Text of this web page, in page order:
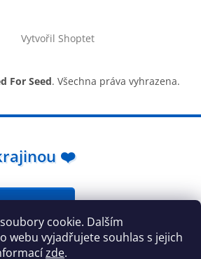
cookie. Dalším
webu vyjadřujete souhlas s jejich
zde.
Vytvořil Shoptet
For Seed. Všechna práva vyhrazena.
❤️